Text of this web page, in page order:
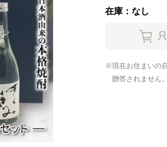
在庫：なし
現在お住まいの
贈答されません。